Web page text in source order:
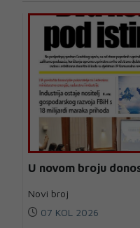
U novom broju
Novi broj
07 KOL 2026